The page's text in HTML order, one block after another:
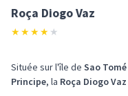
Roça Diogo Vaz
★★★★ ★
Située sur l'île de Sao Tomé
Principe, la Roça Diogo Vaz